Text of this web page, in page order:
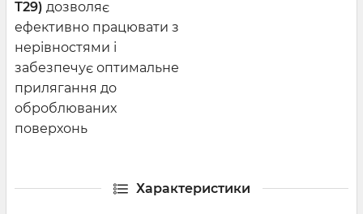
Т29) дозволяє
ефективно працювати з
нерівностями і
забезпечує оптимальне
прилягання до
оброблюваних
поверхонь
Характеристики